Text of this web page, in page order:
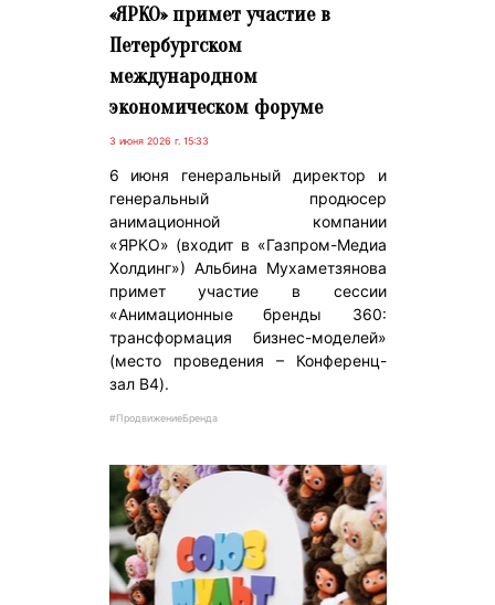
«ЯРКО» примет участие в
Петербургском
международном
экономическом форуме
3 июня 2026 г. 15:33
6 июня генеральный директор и
генеральный продюсер
анимационной компании
«ЯРКО» (входит в «Газпром-Медиа
Холдинг») Альбина Мухаметзянова
примет участие в сессии
«Анимационные бренды 360:
трансформация бизнес-моделей»
(место проведения – Конференц-
зал B4).
#ПродвижениеБренда